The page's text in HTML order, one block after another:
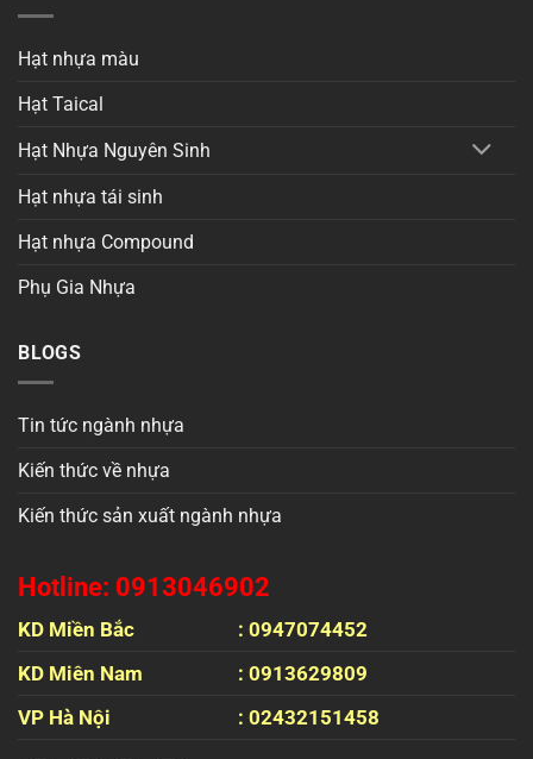
Hạt nhựa màu
Hạt Taical
Hạt Nhựa Nguyên Sinh
Hạt nhựa tái sinh
Hạt nhựa Compound
Phụ Gia Nhựa
BLOGS
Tin tức ngành nhựa
Kiến thức về nhựa
Kiến thức sản xuất ngành nhựa
Hotline: 0913046902
KD Miền Bắc
: 0947074452
KD Miên Nam
: 0913629809
VP Hà Nội
: 02432151458